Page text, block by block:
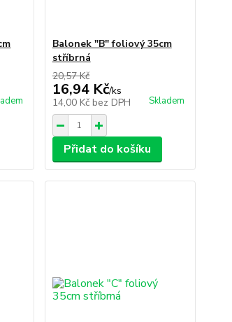
Balonek "B" foliový 35cm
stříbrná
20,57 Kč
16,94 Kč/ks
14,00 Kč bez DPH Skladem
Přidat do košíku